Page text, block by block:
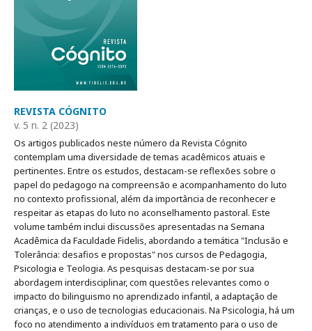
REVISTA CÓGNITO
v. 5 n. 2 (2023)
Os artigos publicados neste número da Revista Cógnito
contemplam uma diversidade de temas acadêmicos atuais e
pertinentes. Entre os estudos, destacam-se reflexões sobre o
papel do pedagogo na compreensão e acompanhamento do luto
no contexto profissional, além da importância de reconhecer e
respeitar as etapas do luto no aconselhamento pastoral. Este
volume também inclui discussões apresentadas na Semana
Acadêmica da Faculdade Fidelis, abordando a temática "Inclusão e
Tolerância: desafios e propostas" nos cursos de Pedagogia,
Psicologia e Teologia. As pesquisas destacam-se por sua
abordagem interdisciplinar, com questões relevantes como o
impacto do bilinguismo no aprendizado infantil, a adaptação de
crianças, e o uso de tecnologias educacionais. Na Psicologia, há um
foco no atendimento a indivíduos em tratamento para o uso de